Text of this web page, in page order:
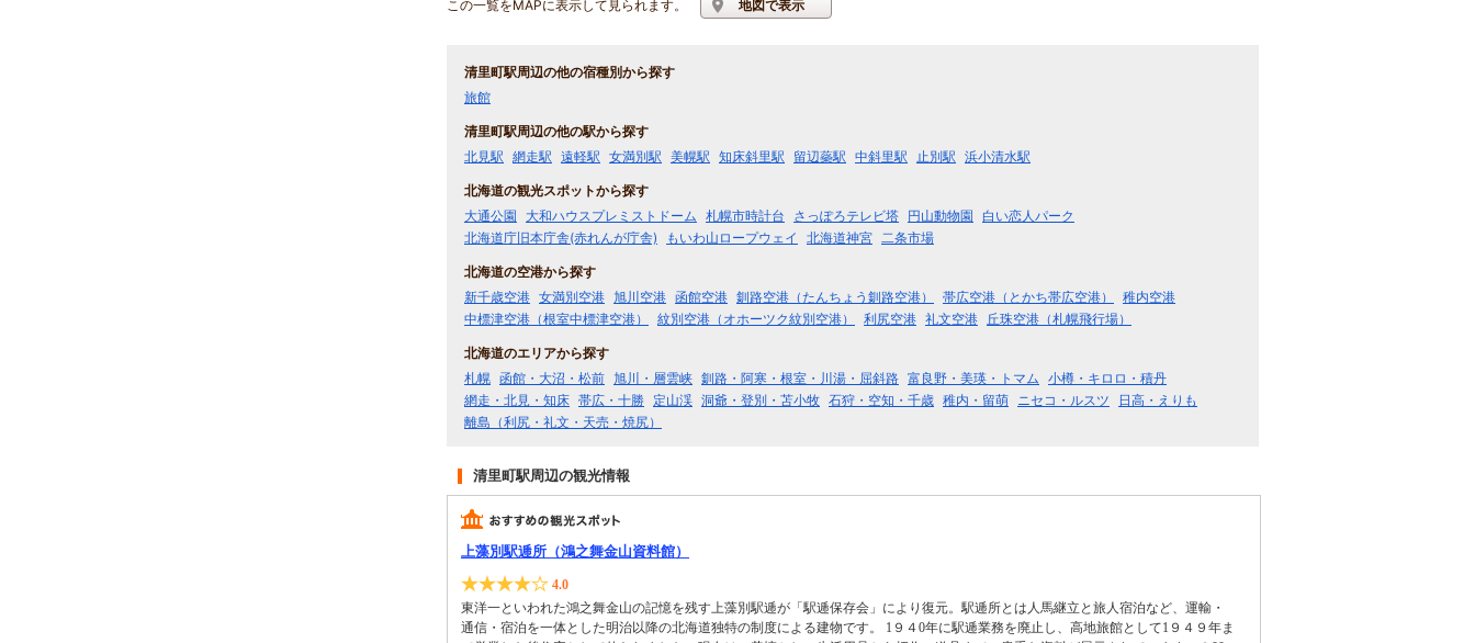
この一覧をMAPに表示して見られます。 地図で表示
清里町駅周辺の他の宿種別から探す
旅館
清里町駅周辺の他の駅から探す
北見駅 網走駅 遠軽駅 女満別駅 美幌駅 知床斜里駅 留辺蘂駅 中斜里駅 止別駅 浜小清水駅
北海道の観光スポットから探す
大通公園
大和ハウスプレミストドーム 札幌市時計台 さっぽろテレビ塔 円山動物園
白い恋人パーク
北海道庁旧本庁舎(赤れんが庁舎)
もいわ山ロープウェイ 北海道神宮 二条市場
北海道の空港から探す
新千歳空港 女満別空港 旭川空港 函館空港 釧路空港（たんちょう釧路空港） 帯広空港（とかち帯広空港）
稚内空港
中標津空港（根室中標津空港）
紋別空港（オホーツク紋別空港） 利尻空港 礼文空港 丘珠空港（札幌飛行場）
北海道のエリアから探す
札幌 函館・大沼・松前 旭川・層雲峡 釧路・阿寒・根室・川湯・屈斜路 富良野・美瑛・トマム 小樽・キロロ・積丹
網走・北見・知床 帯広・十勝 定山渓 洞爺・登別・苫小牧 石狩・空知・千歳 稚内・留萌 ニセコ・ルスツ
日高・えりも
離島（利尻・礼文・天売・焼尻）
清里町駅周辺の観光情報
上藻別駅逓所（鴻之舞金山資料館）
4.0
東洋一といわれた鴻之舞金山の記憶を残す上藻別駅逓が「駅逓保存会」により復元。駅逓所とは人馬継立と旅人宿泊など、運輸・
通信・宿泊を一体とした明治以降の北海道独特の制度による建物です。 1９４0年に駅逓業務を廃止し、高地旅館として1９４９年ま